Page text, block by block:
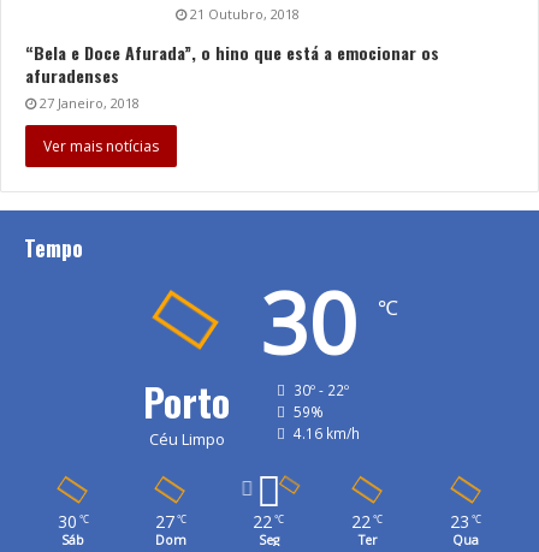
21 Outubro, 2018
“Bela e Doce Afurada”, o hino que está a emocionar os
afuradenses
27 Janeiro, 2018
Ver mais notícias
Tempo
Porto
Céu Limpo
30 ℃
30º - 22º
59%
4.16 km/h
30 ℃
Sáb
27 ℃
Dom
22℃
Seg
22℃
Ter
23 ℃
Qua